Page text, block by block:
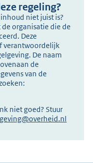
regeling?
niet juist is?
organisatie die de
Deze
verantwoordelijk
De naam
de
van de
niet goed? Stuur